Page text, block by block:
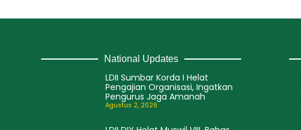
National Updates
LDII Sumbar Korda I Helat
Pengajian Organisasi, Ingatkan
Pengurus Jaga Amanah
Agustus 2, 2026